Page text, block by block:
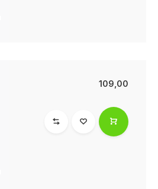
109,00